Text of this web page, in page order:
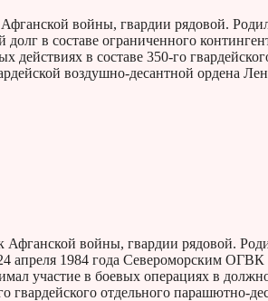
войны, гвардии рядовой.
в составе ограниченного
действиях в составе 350-го
воздушно-десантной ордена
войны, гвардии рядовой.
1984 года Североморским ОГВК
участие в боевых операциях в
гвардейского отдельного парашютно-